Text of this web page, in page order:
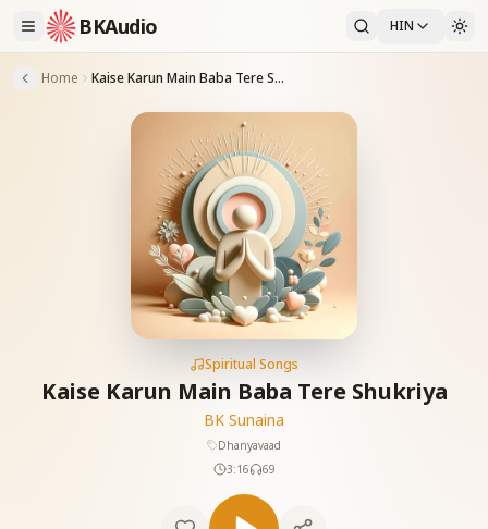
BKAudio HIN
Home Kaise Karun Main Baba Tere Shukriya
Spiritual Songs
Kaise Karun Main Baba Tere Shukriya
BK Sunaina
Dhanyavaad
3:16
69